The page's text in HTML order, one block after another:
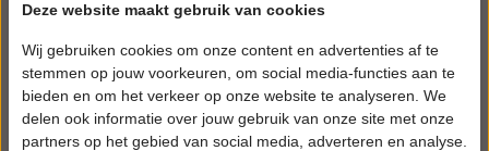
Meer info
Deze website maakt gebruik van cookies
Wij gebruiken cookies om onze content en advertenties af te
stemmen op jouw voorkeuren, om social media-functies aan te
bieden en om het verkeer op onze website te analyseren. We
delen ook informatie over jouw gebruik van onze site met onze
partners op het gebied van social media, adverteren en analyse.